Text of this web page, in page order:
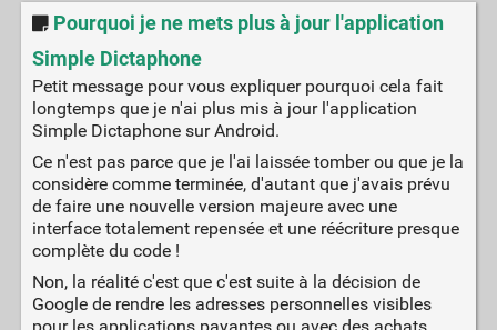
Pourquoi je ne mets plus à jour l'application
Simple Dictaphone
Petit message pour vous expliquer pourquoi cela fait
longtemps que je n'ai plus mis à jour l'application
Simple Dictaphone sur Android.
Ce n'est pas parce que je l'ai laissée tomber ou que je la
considère comme terminée, d'autant que j'avais prévu
de faire une nouvelle version majeure avec une
interface totalement repensée et une réécriture presque
complète du code !
Non, la réalité c'est que c'est suite à la décision de
Google de rendre les adresses personnelles visibles